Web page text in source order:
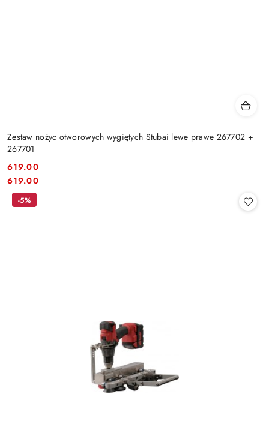
Zestaw nożyc otworowych wygiętych Stubai lewe prawe 267702 +
267701
Cena:
619.00
Cena:
619.00
-5%